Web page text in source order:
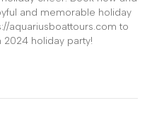
and memorable holiday
aquariusboattours.com to
holiday party!